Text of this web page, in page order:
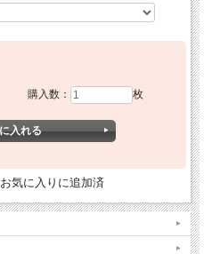
購入数： 枚
お気に入りに追加済